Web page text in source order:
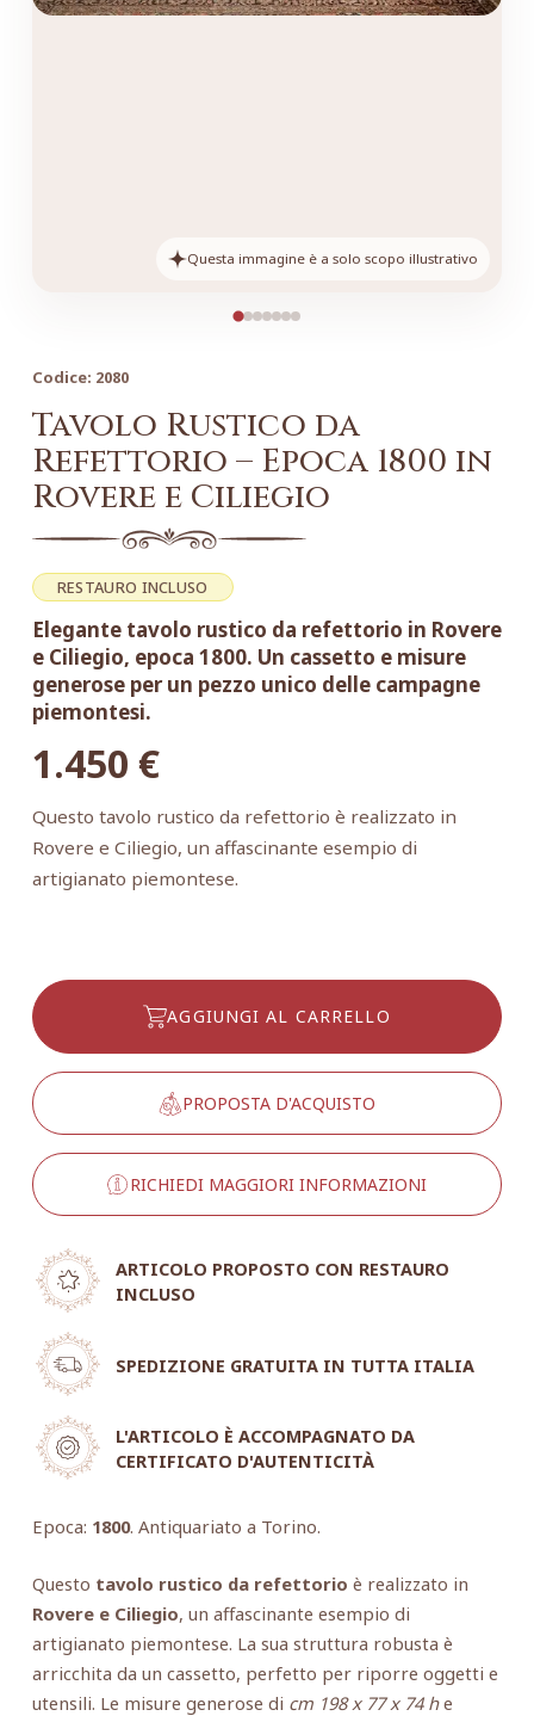
Questa immagine è a solo scopo illustrativo
Codice: 2080
Tavolo Rustico da
Refettorio – Epoca 1800 in
Rovere e Ciliegio
RESTAURO INCLUSO
Elegante tavolo rustico da refettorio in Rovere
e Ciliegio, epoca 1800. Un cassetto e misure
generose per un pezzo unico delle campagne
piemontesi.
1.450 €
Questo tavolo rustico da refettorio è realizzato in
Rovere e Ciliegio, un affascinante esempio di
artigianato piemontese.
AGGIUNGI AL CARRELLO
PROPOSTA D'ACQUISTO
RICHIEDI MAGGIORI INFORMAZIONI
ARTICOLO PROPOSTO CON RESTAURO
INCLUSO
SPEDIZIONE GRATUITA IN TUTTA ITALIA
L'ARTICOLO È ACCOMPAGNATO DA
CERTIFICATO D'AUTENTICITÀ
Epoca: 1800. Antiquariato a Torino.
Questo tavolo rustico da refettorio è realizzato in
Rovere e Ciliegio, un affascinante esempio di
artigianato piemontese. La sua struttura robusta è
arricchita da un cassetto, perfetto per riporre oggetti e
utensili. Le misure generose di cm 198 x 77 x 74 he